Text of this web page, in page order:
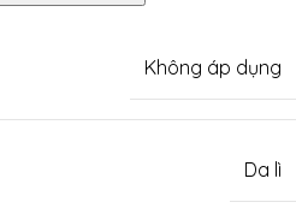
Không áp dụng
Da lì